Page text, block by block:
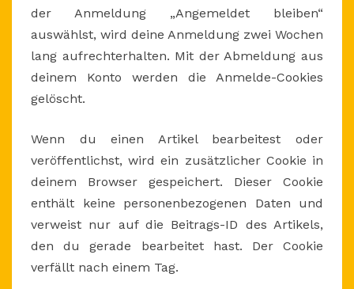
der Anmeldung „Angemeldet bleiben“
auswählst, wird deine Anmeldung zwei Wochen
lang aufrechterhalten. Mit der Abmeldung aus
deinem Konto werden die Anmelde-Cookies
gelöscht.
Wenn du einen Artikel bearbeitest oder
veröffentlichst, wird ein zusätzlicher Cookie in
deinem Browser gespeichert. Dieser Cookie
enthält keine personenbezogenen Daten und
verweist nur auf die Beitrags-ID des Artikels,
den du gerade bearbeitet hast. Der Cookie
verfällt nach einem Tag.